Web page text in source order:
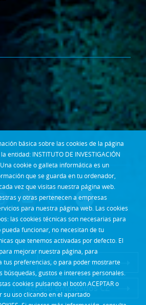
básica sobre las cookies de la página
entidad: INSTITUTO DE INVESTIGACIÓN
Una cookie o galleta informática es un
que se guarda en tu ordenador,
vez que visitas nuestra página web.
y otras pertenecen a empresas
para nuestra página web. Las cookies
las cookies técnicas son necesarias para
funcionar, no necesitan de tu
que tenemos activadas por defecto. El
mejorar nuestra página, para
tus preferencias, o para poder mostrarte
búsquedas, gustos e intereses personales.
cookies pulsando el botón ACEPTAR o
uso clicando en el apartado
Acceso Intranet
Acceso empleados CZ